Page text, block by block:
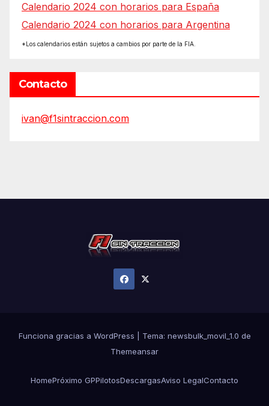
Calendario 2024 con horarios para España
Calendario 2024 con horarios para Argentina
*Los calendarios están sujetos a cambios por parte de la FIA.
Contacto
ivan@f1sintraccion.com
Funciona gracias a WordPress Tema: newsbulk_movil_1.0 de
Themeansar
HomePróximo GPPilotosDescargasAviso LegalContacto